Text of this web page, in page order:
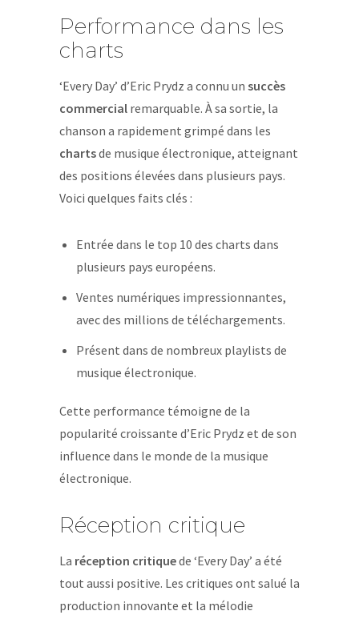
Performance dans les
charts
‘Every Day’ d’Eric Prydz a connu un succès
commercial remarquable. À sa sortie, la
chanson a rapidement grimpé dans les
chartsde musique électronique, atteignant
des positions élevées dans plusieurs pays.
Voici quelques faits clés :
Entrée dans le top 10 des charts dans
plusieurs pays européens.
Ventes numériques impressionnantes,
avec des millions de téléchargements.
Présent dans de nombreux playlists de
musique électronique.
Cette performance témoigne de la
popularité croissante d’Eric Prydz et de son
influence dans le monde de la musique
électronique.
Réception critique
La réception critiquede ‘Every Day’ a été
tout aussi positive. Les critiques ont salué la
production innovante et la mélodie